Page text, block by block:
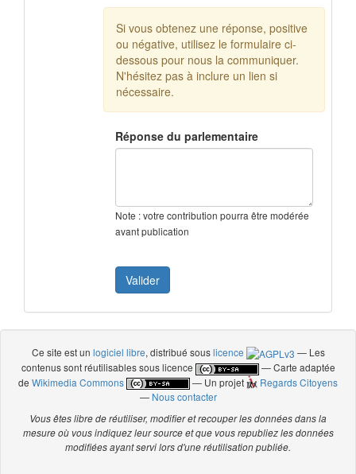
Si vous obtenez une réponse, positive
ou négative, utilisez le formulaire ci-
dessous pour nous la communiquer.
N'hésitez pas à inclure un lien si
nécessaire.
Réponse du parlementaire
Note : votre contribution pourra être modérée
avant publication
Ce site est un logiciel libre, distribué souslicence
— Les
contenus sont réutilisables sous licence
— Carte adaptée
deWikimedia Commons — Un projet
Regards Citoyens
— Nous contacter
Vous êtes libre de réutiliser, modifier et recouper les données dans la
mesure où vous indiquez leur source et que vous republiez les données
modifiées ayant servi lors d'une réutilisation publiée.